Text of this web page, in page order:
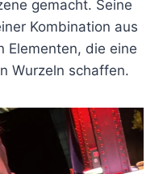
gemacht. Seine
Kombination aus
Elementen, die eine
Wurzeln schaffen.